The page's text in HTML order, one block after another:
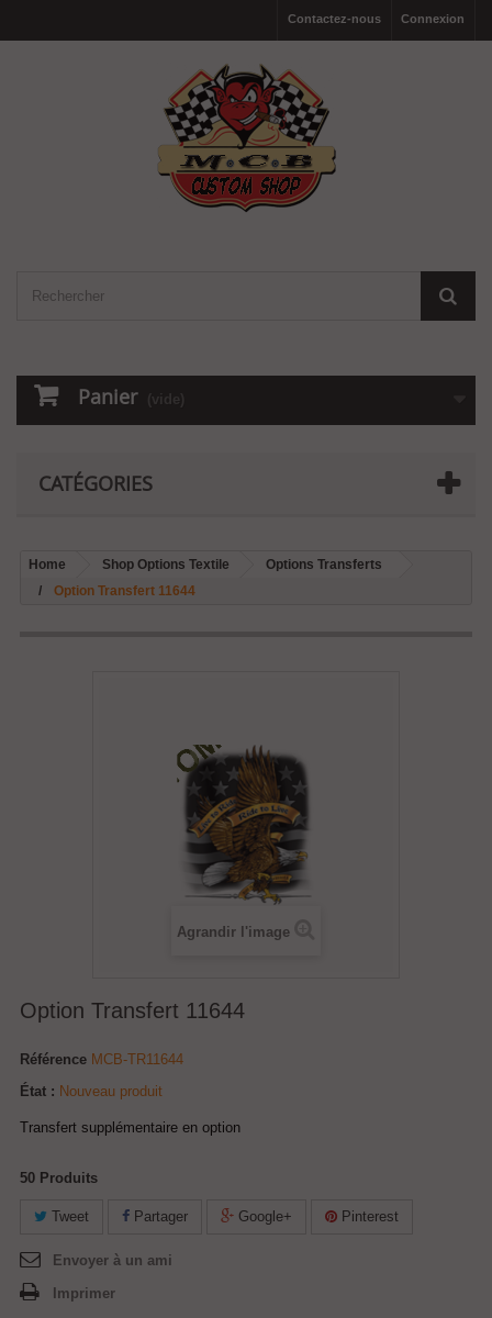
Connexion
Contactez-nous
Panier (vide)
CATÉGORIES
Home Shop Options Textile
Options Transferts
Option Transfert 11644
Agrandir l'image
Option Transfert 11644
Référence MCB-TR11644
État : Nouveau produit
Transfert supplémentaire en option
50 Produits
Tweet Partager Google+ Pinterest
Envoyer à un ami
Imprimer